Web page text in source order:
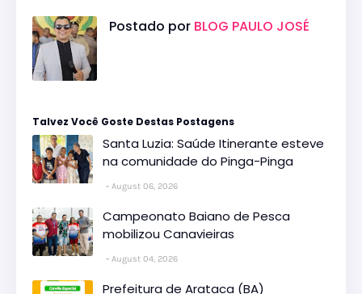
Postado por BLOG PAULO JOSÉ
Talvez Você Goste Destas Postagens
Santa Luzia: Saúde Itinerante esteve
na comunidade do Pinga-Pinga
August 06, 2026
Campeonato Baiano de Pesca
mobilizou Canavieiras
August 04, 2026
Prefeitura de Arataca (BA)